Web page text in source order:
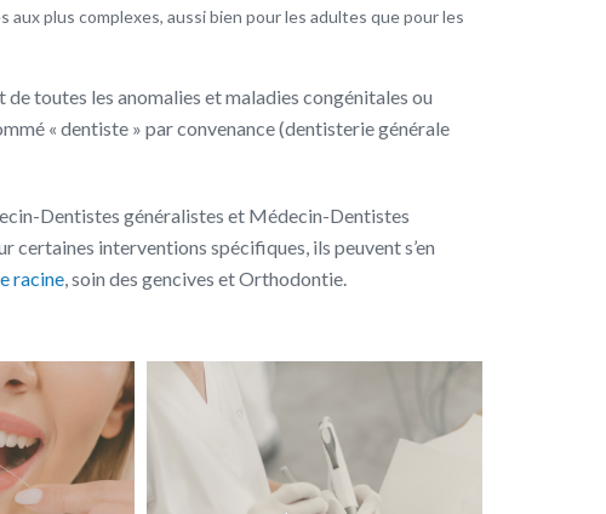
plus complexes, aussi bien pour les adultes que pour les
toutes les anomalies et maladies congénitales ou
« dentiste » par convenance (dentisterie générale
Dentistes généralistes et Médecin-Dentistes
certaines interventions spécifiques, ils peuvent s’en
racine, soin des gencives et Orthodontie.